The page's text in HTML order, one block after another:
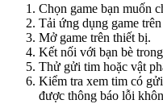
Chọn game bạn muốn
Tải ứng dụng game
Mở game trên thiết bị.
Kết nối với bạn bè
Thử gửi tim hoặc vật
Kiểm tra xem tim có
được thông báo lỗi